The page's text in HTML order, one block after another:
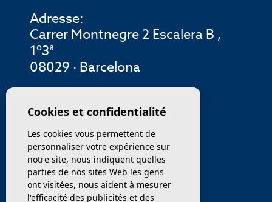
Adresse:
Carrer Montnegre 2 Escalera B ,
1º3ª
08029 · Barcelona
MENU
ENTREPRISE
PROPRIÉTÉS
SERVICES
Cookies et confidentialité
Les cookies vous permettent de
personnaliser votre expérience sur
notre site, nous indiquent quelles
parties de nos sites Web les gens
ont visitées, nous aident à mesurer
l'efficacité des publicités et des